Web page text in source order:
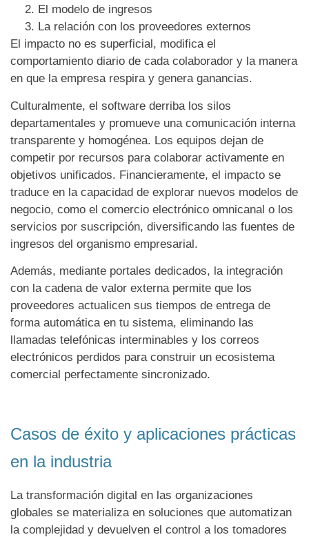
El modelo de ingresos
La relación con los proveedores externos
El impacto no es superficial, modifica el
comportamiento diario de cada colaborador y la manera
en que la empresa respira y genera ganancias.
Culturalmente, el software derriba los silos
departamentales y promueve una comunicación interna
transparente y homogénea. Los equipos dejan de
competir por recursos para colaborar activamente en
objetivos unificados. Financieramente, el impacto se
traduce en la capacidad de explorar nuevos modelos de
negocio, como el comercio electrónico omnicanal o los
servicios por suscripción, diversificando las fuentes de
ingresos del organismo empresarial.
Además, mediante portales dedicados, la integración
con la cadena de valor externa permite que los
proveedores actualicen sus tiempos de entrega de
forma automática en tu sistema, eliminando las
llamadas telefónicas interminables y los correos
electrónicos perdidos para construir un ecosistema
comercial perfectamente sincronizado.
Casos de éxito y aplicaciones prácticas
en la industria
La transformación digital en las organizaciones
globales se materializa en soluciones que automatizan
la complejidad y devuelven el control a los tomadores